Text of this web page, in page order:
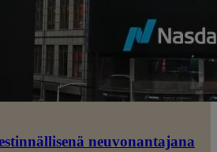
neuvonantajana